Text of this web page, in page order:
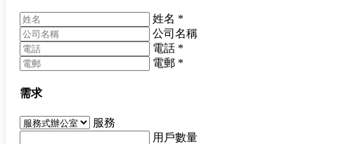
姓名 *
公司名稱
電話 *
電郵 *
需求
服務
用戶數量